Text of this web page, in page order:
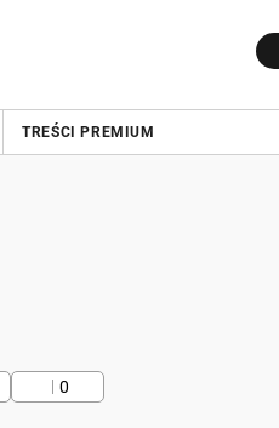
TREŚCI PREMIUM
0